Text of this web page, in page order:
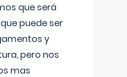
que será
puede ser
y
pero nos
mas